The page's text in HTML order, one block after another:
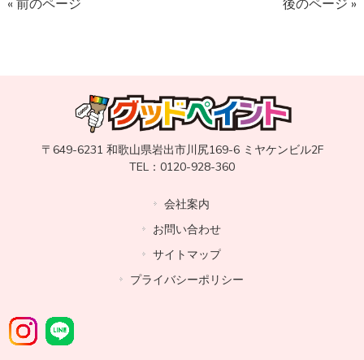
« 前のページ 後のページ »
〒649-6231 和歌山県岩出市川尻169-6 ミヤケンビル2F
TEL：0120-928-360
会社案内
お問い合わせ
サイトマップ
プライバシーポリシー